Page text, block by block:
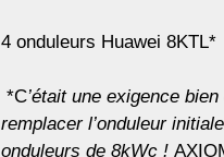
4 onduleurs Huawei 8KTL*
*C’était une exigence
remplacer l’onduleur
onduleurs de 8kWc !